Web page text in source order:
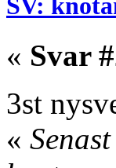
« Svar
3st
«